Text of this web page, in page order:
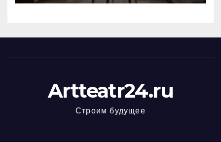
Artteatr24.ru
Строим будущее